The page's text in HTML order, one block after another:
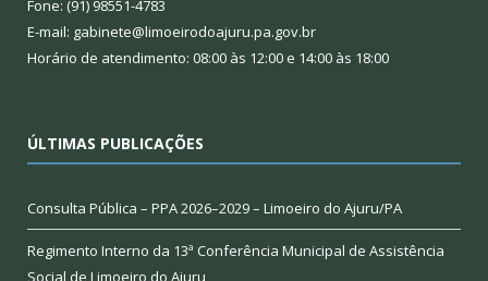
Fone: (91) 98551-4783
E-mail: gabinete@limoeirodoajuru.pa.gov.br
Horário de atendimento: 08:00 às 12:00 e 14:00 às 18:00
ÚLTIMAS PUBLICAÇÕES
Consulta Pública – PPA 2026–2029 – Limoeiro do Ajuru/PA
Regimento Interno da 13ª Conferência Municipal de Assistência
Social de Limoeiro do Ajuru